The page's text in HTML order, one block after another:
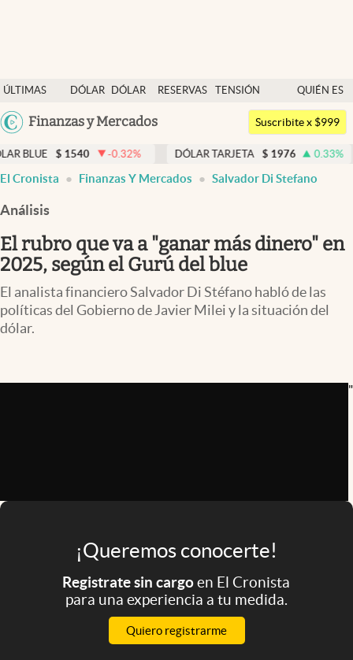
ÚLTIMAS
NOTICIAS
DÓLAR
DÓLAR
RESERVAS
TENSIÓN
GEOPOLÍTICA
QUIÉN ES
QUIÉN
Argentina
Uruguay
Finanzas y Mercados
Dólar
Members
Economía y Política
Finanzas y Mercados
Mercados Online
Negocios
Columnistas
El Cronista Studio
Argentina
Suscribite x $999
1540 -0.32% DÓLAR TARJETA $ 1976 0.33% DÓLAR
El Cronista Finanzas Y Mercados Salvador Di Stefano
Análisis
El rubro que va a "ganar más dinero" en
2025, según el Gurú del blue
El analista financiero Salvador Di Stéfano habló de las
políticas del Gobierno de Javier Milei y la situación del
dólar.
"
¡Queremos conocerte!
Registrate sin cargoen El Cronista
para una experiencia a tu medida.
Quiero registrarme